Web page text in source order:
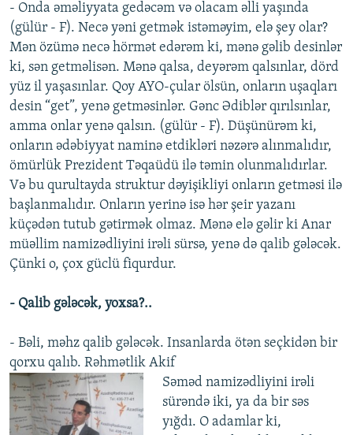
- Onda əməliyyata gedəcəm və olacam əlli yaşında
(gülür - F). Necə yəni getmək istəməyim, elə şey olar?
Mən özümə necə hörmət edərəm ki, mənə gəlib desinlər
ki, sən getməlisən. Mənə qalsa, deyərəm qalsınlar, dörd
yüz il yaşasınlar. Qoy AYO-çular ölsün, onların uşaqları
desin “get”, yenə getməsinlər. Gənc Ədiblər qırılsınlar,
amma onlar yenə qalsın. (gülür - F). Düşünürəm ki,
onların ədəbiyyat naminə etdikləri nəzərə alınmalıdır,
ömürlük Prezident Təqaüdü ilə təmin olunmalıdırlar.
Və bu qurultayda struktur dəyişikliyi onların getməsi ilə
başlanmalıdır. Onların yerinə isə hər şeir yazanı
küçədən tutub gətirmək olmaz. Mənə elə gəlir ki Anar
müəllim namizədliyini irəli sürsə, yenə də qalib gələcək.
Çünki o, çox güclü fiqurdur.
- Qalib gələcək, yoxsa?..
- Bəli, məhz qalib gələcək. Insanlarda ötən seçkidən bir
qorxu qalıb. Rəhmətlik Akif
Səməd namizədliyini irəli
sürəndə iki, ya da bir səs
yığdı. O adamlar ki,